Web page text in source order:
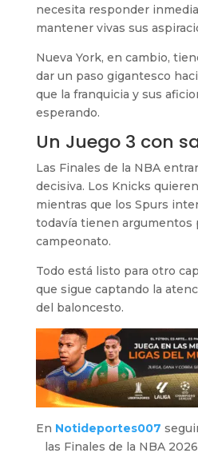
necesita responder
mantener vivas sus
Nueva York, en cambio,
dar un paso gigantesco
que la franquicia y sus
esperando.
Un Juego 3 con
Las Finales de la NBA
decisiva. Los Knicks
mientras que los Spurs
todavía tienen argumentos
campeonato.
Todo está listo para otro
que sigue captando la
del baloncesto.
En Notideportes007
las Finales de la NBA